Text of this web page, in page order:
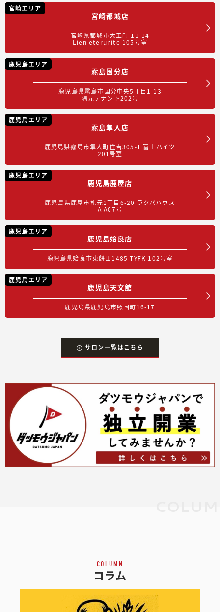
宮崎エリア
宮崎都城店
宮崎県都城市大王町 11-14
Lien eterunite 105号室
鹿児島エリア
霧島国分店
鹿児島県霧島市国分中央5丁目1-13
隅元テナント202号
鹿児島エリア
霧島隼人店
鹿児島県霧島市隼人町住吉305-1 富士ハイツ
201号室
鹿児島エリア
鹿児島鹿屋店
鹿児島県鹿屋市札元1丁目6-20 ラクパハウス
A A07号
鹿児島エリア
鹿児島姶良店
鹿児島県姶良市東餅田1485 TYFK 102号室
鹿児島エリア
鹿児島天文館
鹿児島県鹿児島市照国町16-17
サロン一覧はこちら
COLUMN
コラム